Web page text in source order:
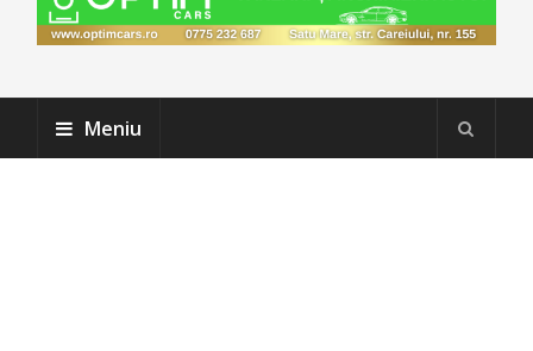
Meniu